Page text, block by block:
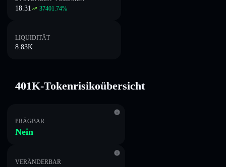
18.31 37401.74%
LIQUIDITÄT
8.83K
401K-Tokenrisikoübersicht
PRÄGBAR
Nein
VERÄNDERBAR